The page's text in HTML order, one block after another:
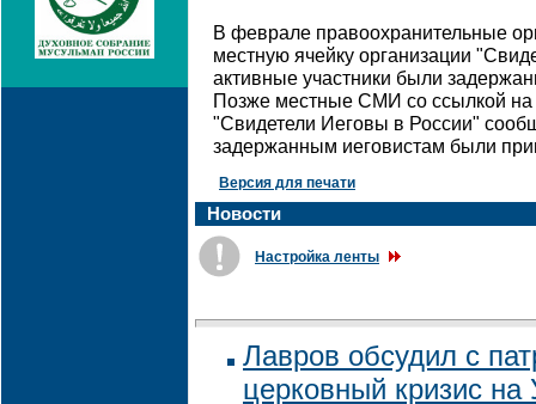
В феврале правоохранительные
местную ячейку организации
активные участники были
Позже местные СМИ со ссылкой на
"Свидетели Иеговы в России"
задержанным иеговистам были
Версия для печати
Новости
Настройка ленты
Лавров обсудил с
церковный кризис на